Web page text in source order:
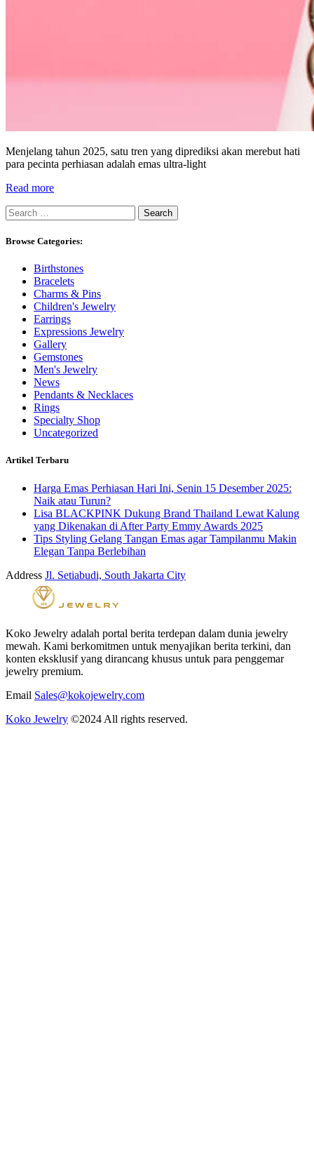
Menjelang tahun 2025, satu tren yang diprediksi akan merebut hati
para pecinta perhiasan adalah emas ultra-light
Read more
Search
for:
Browse Categories:
Birthstones
Bracelets
Charms & Pins
Children's Jewelry
Earrings
Expressions Jewelry
Gallery
Gemstones
Men's Jewelry
News
Pendants & Necklaces
Rings
Specialty Shop
Uncategorized
Artikel Terbaru
Harga Emas Perhiasan Hari Ini, Senin 15 Desember 2025:
Naik atau Turun?
Lisa BLACKPINK Dukung Brand Thailand Lewat Kalung
yang Dikenakan di After Party Emmy Awards 2025
Tips Styling Gelang Tangan Emas agar Tampilanmu Makin
Elegan Tanpa Berlebihan
Address Jl. Setiabudi, South Jakarta City
Koko Jewelry adalah portal berita terdepan dalam dunia jewelry
mewah. Kami berkomitmen untuk menyajikan berita terkini, dan
konten eksklusif yang dirancang khusus untuk para penggemar
jewelry premium.
Email Sales@kokojewelry.com
Koko Jewelry ©2024 All rights reserved.